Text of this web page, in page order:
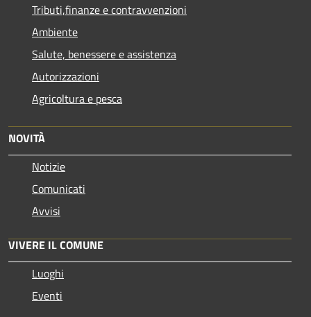
Tributi,finanze e contravvenzioni
Ambiente
Salute, benessere e assistenza
Autorizzazioni
Agricoltura e pesca
NOVITÀ
Notizie
Comunicati
Avvisi
VIVERE IL COMUNE
Luoghi
Eventi